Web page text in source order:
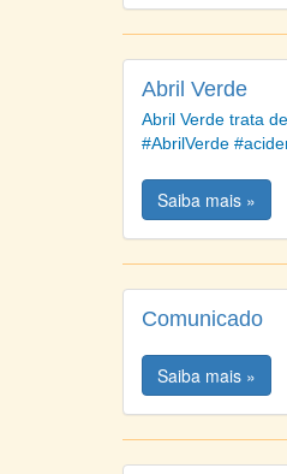
Abril Verde
Abril Verde trata
#AbrilVerde
Saiba mais »
Comunicado
Saiba mais »